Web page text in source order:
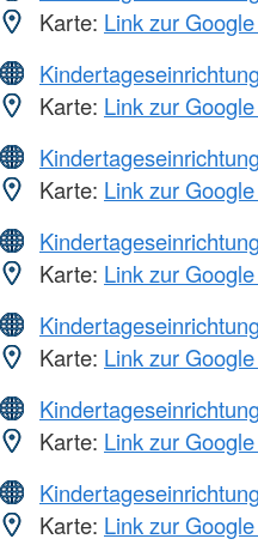
Karte: Link zur
Kindertageseinrichtung
Karte: Link zur
Kindertageseinrichtung
Karte: Link zur
Kindertageseinrichtung
Karte: Link zur
Kindertageseinrichtung
Karte: Link zur
Kindertageseinrichtung
Karte: Link zur
Kindertageseinrichtung
Karte: Link zur